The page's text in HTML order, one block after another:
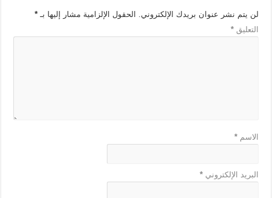
لن يتم نشر عنوان بريدك الإلكتروني. الحقول الإلزامية مشار إليها بـ*
التعليق*
الاسم*
البريد الإلكتروني*